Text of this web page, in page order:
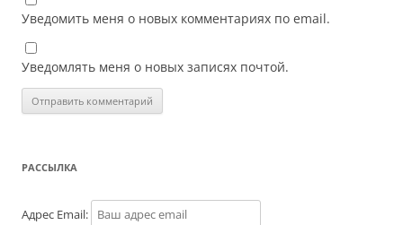
Уведомить меня о новых комментариях по email.
Уведомлять меня о новых записях почтой.
РАССЫЛКА
Адрес Email: